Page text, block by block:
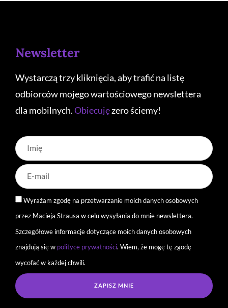
Newsletter
Wystarczą trzy kliknięcia, aby trafić na listę
odbiorców mojego wartościowego newslettera
dla mobilnych.Obiecujęzero ściemy!
Wyrażam zgodę na przetwarzanie moich danych osobowych
przez Macieja Strausa w celu wysyłania do mnie newslettera.
Szczegółowe informacje dotyczące moich danych osobowych
znajdują się w polityce prywatności. Wiem, że mogę tę zgodę
wycofać w każdej chwili.
ZAPISZ MNIE